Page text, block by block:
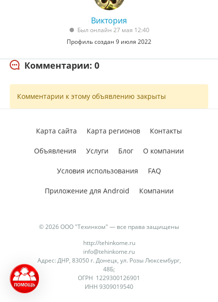
Виктория
Был онлайн 27 мая 12:40
Профиль создан 9 июля 2022
Комментарии: 0
Комментарии к этому объявлению закрыты
© 2026 ООО "Техинком" — все права защищены
http://tehinkome.ru
info@tehinkome.ru
Адрес: ДНР, 83050 г. Донецк, ул. Розы Люксембург,
48Б;
ОГРН 1229300126901
ИНН 9309019540
Карта сайта Карта регионов Контакты
Объявления Услуги Блог О компании
Условия использования FAQ
Приложение для Android Компании